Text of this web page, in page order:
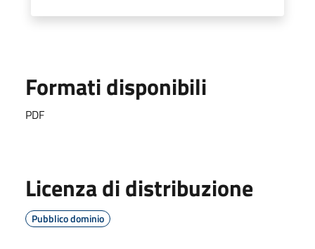
Formati disponibili
PDF
Licenza di distribuzione
Pubblico dominio